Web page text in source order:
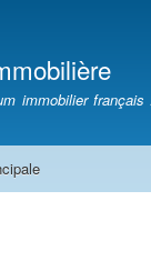
contenu
principal
immobilier